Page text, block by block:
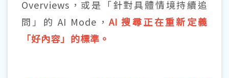
Overviews，或是「針對具體情境持續追
問」的 AI Mode， AI 搜尋正在重新定義
「好內容」的標準。